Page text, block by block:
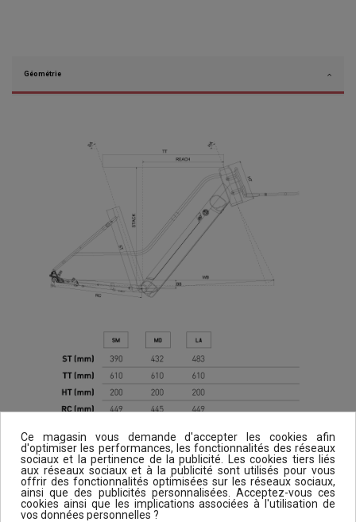
Géométrie
Ce magasin vous demande d'accepter les cookies afin
d'optimiser les performances, les fonctionnalités des réseaux
sociaux et la pertinence de la publicité. Les cookies tiers liés
aux réseaux sociaux et à la publicité sont utilisés pour vous
offrir des fonctionnalités optimisées sur les réseaux sociaux,
ainsi que des publicités personnalisées. Acceptez-vous ces
cookies ainsi que les implications associées à l'utilisation de
vos données personnelles ?